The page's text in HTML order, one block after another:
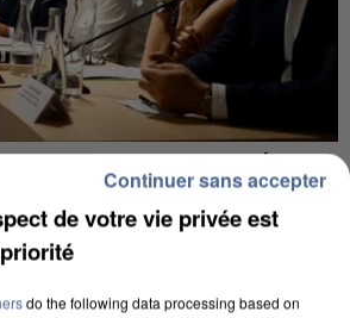
DE-FRANCE LANCE UN ÉLAN
LES...
de votre vie privée est
do the following data processing based on
Continuer sans accepter